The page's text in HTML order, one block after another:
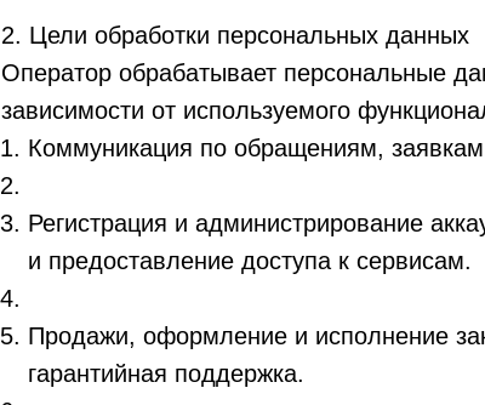
2. Цели обработки персональных данных
Оператор обрабатывает персональные
зависимости от используемого
Коммуникация по обращениям,
Регистрация и администрирование
и предоставление доступа к сервисам.
Продажи, оформление и исполнение
гарантийная поддержка.